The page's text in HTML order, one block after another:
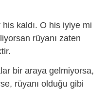
kaldı. O his iyiye mi
rüyanı zaten
bir araya gelmiyorsa,
rüyanı olduğu gibi